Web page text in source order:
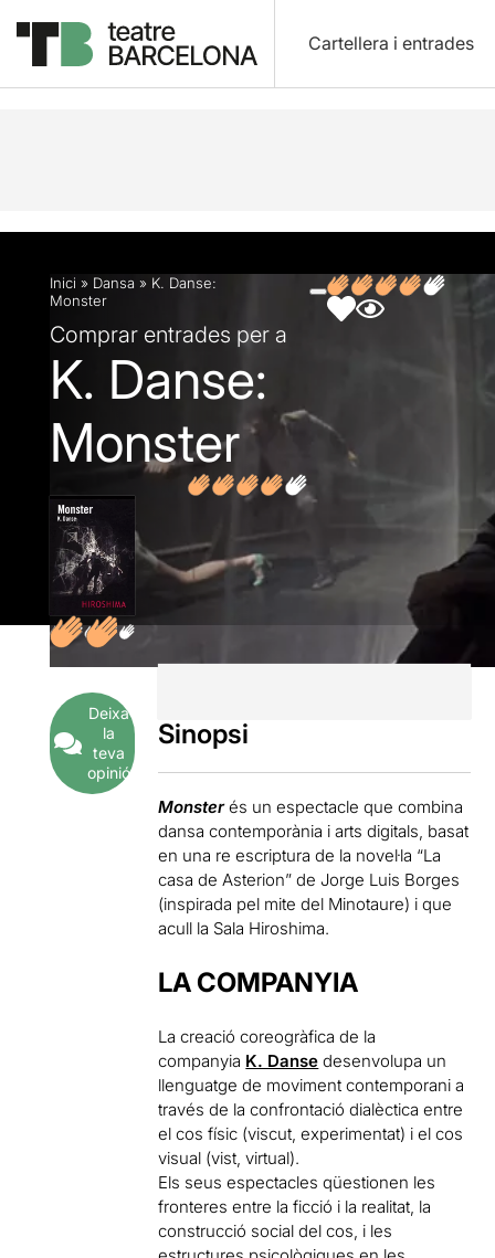
Cartellera i entrades
Descripció Fitxa artística Fotos i vídeos
Inici » Dansa » K. Danse:
Monster
Comprar entrades per a
K. Danse:
Monster
Deixa
la
teva
opinió
Sinopsi
Monsterés un espectacle que combina
dansa contemporània i arts digitals, basat
en una re escriptura de la novel·la “La
casa de Asterion” de Jorge Luis Borges
(inspirada pel mite del Minotaure) i que
acull la Sala Hiroshima.
LA COMPANYIA
La creació coreogràfica de la
companyia K. Danse desenvolupa un
llenguatge de moviment contemporani a
través de la confrontació dialèctica entre
el cos físic (viscut, experimentat) i el cos
visual (vist, virtual).
Els seus espectacles qüestionen les
fronteres entre la ficció i la realitat, la
construcció social del cos, i les